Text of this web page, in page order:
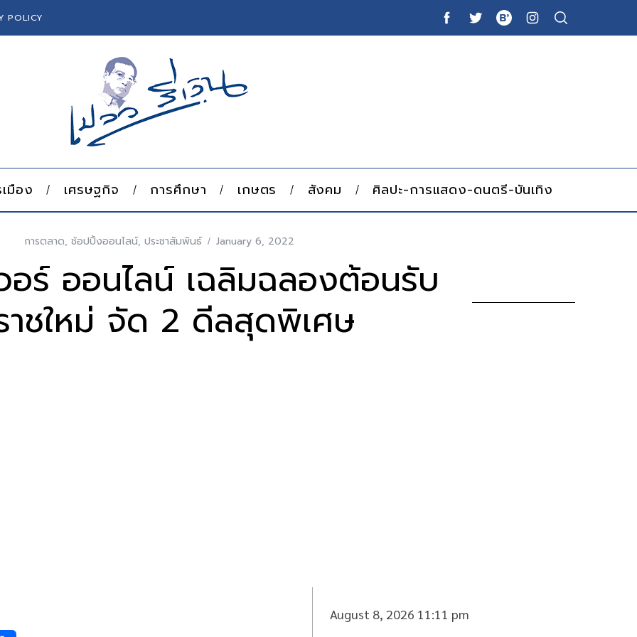
POLICY
มือง เศรษฐกิจ การศึกษา เกษตร สังคม ศิลปะ-การแสดง-ดนตรี-บันเทิง
การตลาด, ช้อปปิ้งออนไลน์, ประชาสัมพันธ์ January 6, 2022
อร์ ออนไลน์ เฉลิมฉลองต้อนรับ
ชใหม่ จัด 2 ดีลสุดพิเศษ
August 8, 2026 11:11 pm